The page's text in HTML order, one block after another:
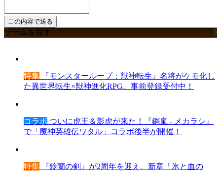
ゲームを探す
特集 『モンスターループ：獣神転生』名将がケモ化し
た異世界転生×獣神進化RPG。事前登録受付中！
コラボ ついに虎王＆影虎が来た！『鋼嵐 - メカラシ』
で「魔神英雄伝ワタル」コラボ後半が開催！
特集 『鈴蘭の剣』が2周年を迎え、新章「氷と血の